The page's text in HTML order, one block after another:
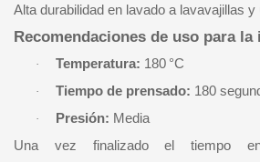
Alta durabilidad en lavado a lavavajillas
Recomendaciones de uso para la
· Temperatura: 180 °C
· Tiempo de prensado: 180
· Presión: Media
Una vez finalizado el tiempo